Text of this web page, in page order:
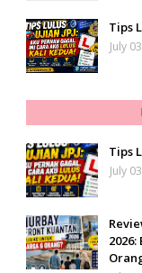
Tips
July
Tips
July